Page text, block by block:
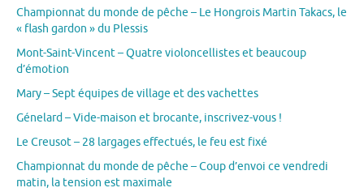
Championnat du monde de pêche – Le Hongrois Martin Takacs, le
« flash gardon » du Plessis
Mont-Saint-Vincent – Quatre violoncellistes et beaucoup
d’émotion
Mary – Sept équipes de village et des vachettes
Génelard – Vide-maison et brocante, inscrivez-vous !
Le Creusot – 28 largages effectués, le feu est fixé
Championnat du monde de pêche – Coup d’envoi ce vendredi
matin, la tension est maximale